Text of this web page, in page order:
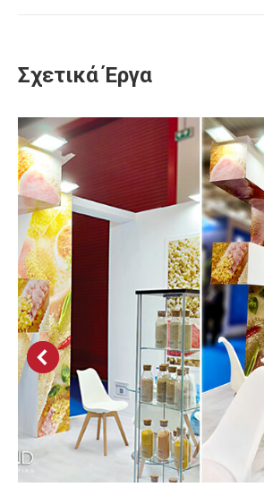
Σχετικά Έργα